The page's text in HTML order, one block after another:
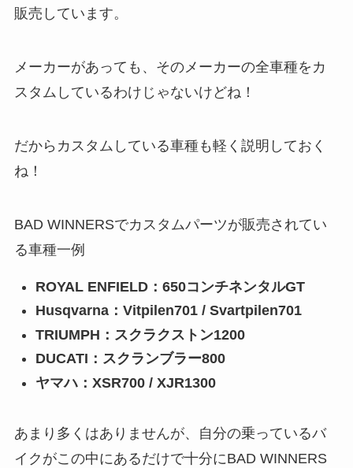
販売しています。
メーカーがあっても、そのメーカーの全車種をカ
スタムしているわけじゃないけどね！
だからカスタムしている車種も軽く説明しておく
ね！
BAD WINNERSでカスタムパーツが販売されてい
る車種一例
ROYAL ENFIELD：650コンチネンタルGT
Husqvarna：Vitpilen701 / Svartpilen701
TRIUMPH：スクラクストン1200
DUCATI：スクランブラー800
ヤマハ：XSR700 / XJR1300
あまり多くはありませんが、自分の乗っているバ
イクがこの中にあるだけで十分にBAD WINNERS